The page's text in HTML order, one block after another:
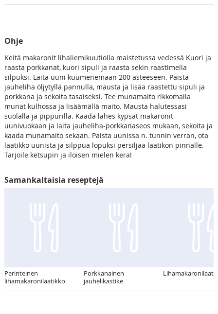
Ohje
Keitä makaronit lihaliemikuutiolla maistetussa vedessä Kuori ja
raasta porkkanat, kuori sipuli ja raasta sekin raastimella
silpuksi. Laita uuni kuumenemaan 200 asteeseen. Paista
jauheliha öljytyllä pannulla, mausta ja lisää raastettu sipuli ja
porkkana ja sekoita tasaiseksi. Tee munamaito rikkomalla
munat kulhossa ja lisäämällä maito. Mausta halutessasi
suolalla ja pippurilla. Kaada lähes kypsät makaronit
uunivuokaan ja laita jauheliha-porkkanaseos mukaan, sekoita ja
kaada munamaito sekaan. Paista uunissa n. tunnin verran, ota
laatikko uunista ja silppua lopuksi persiljaa laatikon pinnalle.
Tarjoile ketsupin ja iloisen mielen kera!
Samankaltaisia reseptejä
Perinteinen
lihamakaronilaatikko
Porkkanainen
jauhelikastike